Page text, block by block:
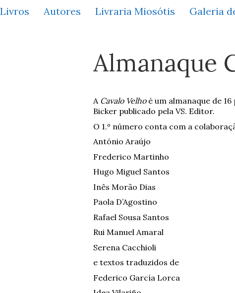
Livros Autores Livraria Miosótis Galeria
Almanaque
A Cavalo Velhoé um almanaque de
Bicker publicado pela VS. Editor.
O 1.º número conta com a
António Araújo
Frederico Martinho
Hugo Miguel Santos
Inês Morão Dias
Paola D’Agostino
Rafael Sousa Santos
Rui Manuel Amaral
Serena Cacchioli
e textos traduzidos de
Federico García Lorca